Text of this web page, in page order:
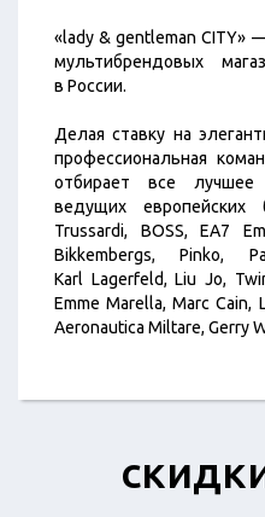
«lady & gentleman CITY»
мультибрендовых
в России.
Делая ставку на
профессиональная
отбирает все
ведущих европейских
Trussardi, BOSS, ЕА7
Bikkembergs, Pinko,
Karl Lagerfeld, Liu Jo,
Emme Marella, Marc Cain,
Aeronautica Miltare, Gerry